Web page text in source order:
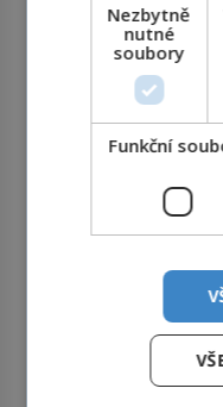
Nezbytně
nutné
soubory
Funkční